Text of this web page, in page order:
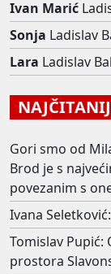
Ivan Marić
Sonja Ladislav
Lara Ladislav
Gori smo od
Brod je s
povezanim s
Ivana
Tomislav
prostora